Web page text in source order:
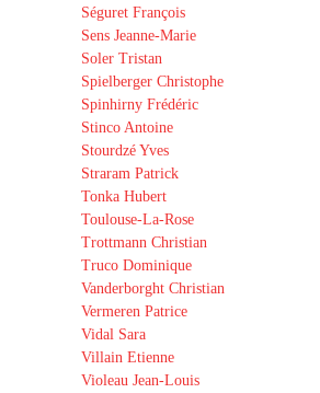
Séguret François
Sens Jeanne-Marie
Soler Tristan
Spielberger Christophe
Spinhirny Frédéric
Stinco Antoine
Stourdzé Yves
Straram Patrick
Tonka Hubert
Toulouse-La-Rose
Trottmann Christian
Truco Dominique
Vanderborght Christian
Vermeren Patrice
Vidal Sara
Villain Etienne
Violeau Jean-Louis